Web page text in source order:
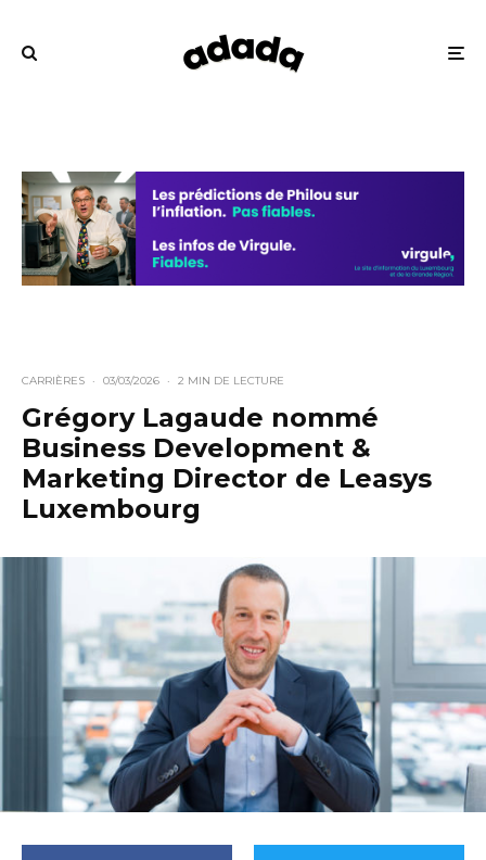
CARRIÈRES · 03/03/2026 · 2 MIN DE LECTURE
Grégory Lagaude nommé
Business Development &
Marketing Director de Leasys
Luxembourg